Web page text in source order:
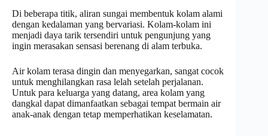
Di beberapa titik, aliran sungai membentuk kolam alami
dengan kedalaman yang bervariasi. Kolam-kolam ini
menjadi daya tarik tersendiri untuk pengunjung yang
ingin merasakan sensasi berenang di alam terbuka.
Air kolam terasa dingin dan menyegarkan, sangat cocok
untuk menghilangkan rasa lelah setelah perjalanan.
Untuk para keluarga yang datang, area kolam yang
dangkal dapat dimanfaatkan sebagai tempat bermain air
anak-anak dengan tetap memperhatikan keselamatan.